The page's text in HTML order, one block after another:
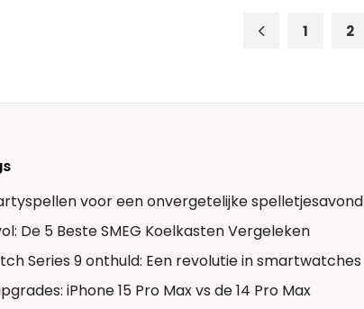
1 2
voor een onvergetelijke spelletjesavond
De 5 Beste SMEG Koelkasten Vergeleken
Series 9 onthuld: Een revolutie in smartwatches
iPhone 15 Pro Max vs de 14 Pro Max